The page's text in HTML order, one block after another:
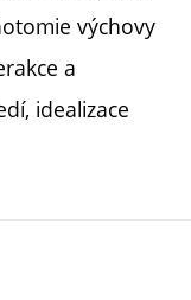
výchovy
a
idealizace